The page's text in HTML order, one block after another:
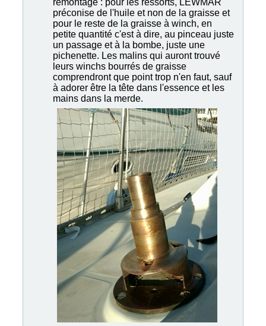
remontage : pour les ressorts, LEWMAR
préconise de l'huile et non de la graisse et
pour le reste de la graisse à winch, en
petite quantité c'est à dire, au pinceau juste
un passage et à la bombe, juste une
pichenette. Les malins qui auront trouvé
leurs winchs bourrés de graisse
comprendront que point trop n'en faut, sauf
à adorer être la tête dans l'essence et les
mains dans la merde.